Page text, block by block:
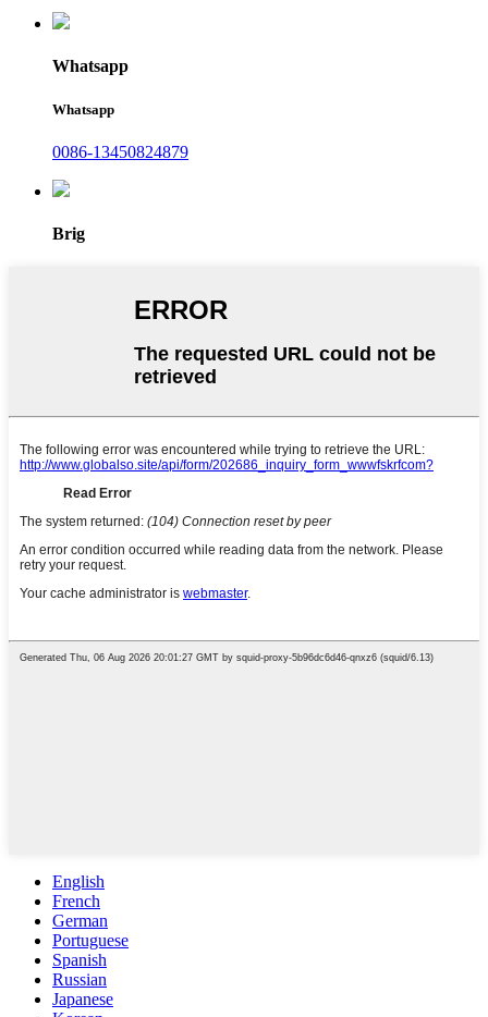
Whatsapp
Whatsapp
0086-13450824879
Brig
English
French
German
Portuguese
Spanish
Russian
Japanese